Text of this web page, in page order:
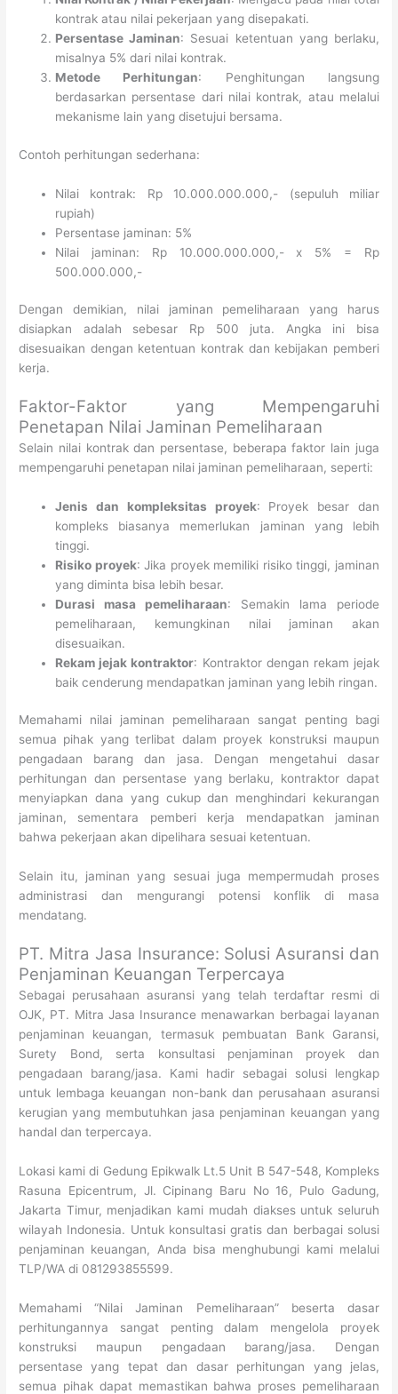
kontrak atau nilai pekerjaan yang disepakati.
Persentase Jaminan: Sesuai ketentuan yang berlaku,
misalnya 5% dari nilai kontrak.
Metode Perhitungan: Penghitungan langsung
berdasarkan persentase dari nilai kontrak, atau melalui
mekanisme lain yang disetujui bersama.
Contoh perhitungan sederhana:
Nilai kontrak: Rp 10.000.000.000,- (sepuluh miliar
rupiah)
Persentase jaminan: 5%
Nilai jaminan: Rp 10.000.000.000,- x 5% = Rp
500.000.000,-
Dengan demikian, nilai jaminan pemeliharaan yang harus
disiapkan adalah sebesar Rp 500 juta. Angka ini bisa
disesuaikan dengan ketentuan kontrak dan kebijakan pemberi
kerja.
Faktor-Faktor yang Mempengaruhi
Penetapan Nilai Jaminan Pemeliharaan
Selain nilai kontrak dan persentase, beberapa faktor lain juga
mempengaruhi penetapan nilai jaminan pemeliharaan, seperti:
Jenis dan kompleksitas proyek: Proyek besar dan
kompleks biasanya memerlukan jaminan yang lebih
tinggi.
Risiko proyek: Jika proyek memiliki risiko tinggi, jaminan
yang diminta bisa lebih besar.
Durasi masa pemeliharaan: Semakin lama periode
pemeliharaan, kemungkinan nilai jaminan akan
disesuaikan.
Rekam jejak kontraktor: Kontraktor dengan rekam jejak
baik cenderung mendapatkan jaminan yang lebih ringan.
Memahami nilai jaminan pemeliharaan sangat penting bagi
semua pihak yang terlibat dalam proyek konstruksi maupun
pengadaan barang dan jasa. Dengan mengetahui dasar
perhitungan dan persentase yang berlaku, kontraktor dapat
menyiapkan dana yang cukup dan menghindari kekurangan
jaminan, sementara pemberi kerja mendapatkan jaminan
bahwa pekerjaan akan dipelihara sesuai ketentuan.
Selain itu, jaminan yang sesuai juga mempermudah proses
administrasi dan mengurangi potensi konflik di masa
mendatang.
PT. Mitra Jasa Insurance: Solusi Asuransi dan
Penjaminan Keuangan Terpercaya
Sebagai perusahaan asuransi yang telah terdaftar resmi di
OJK, PT. Mitra Jasa Insurance menawarkan berbagai layanan
penjaminan keuangan, termasuk pembuatan Bank Garansi,
Surety Bond, serta konsultasi penjaminan proyek dan
pengadaan barang/jasa. Kami hadir sebagai solusi lengkap
untuk lembaga keuangan non-bank dan perusahaan asuransi
kerugian yang membutuhkan jasa penjaminan keuangan yang
handal dan terpercaya.
Lokasi kami di Gedung Epikwalk Lt.5 Unit B 547-548, Kompleks
Rasuna Epicentrum, Jl. Cipinang Baru No 16, Pulo Gadung,
Jakarta Timur, menjadikan kami mudah diakses untuk seluruh
wilayah Indonesia. Untuk konsultasi gratis dan berbagai solusi
penjaminan keuangan, Anda bisa menghubungi kami melalui
TLP/WA di 081293855599.
Memahami “Nilai Jaminan Pemeliharaan” beserta dasar
perhitungannya sangat penting dalam mengelola proyek
konstruksi maupun pengadaan barang/jasa. Dengan
persentase yang tepat dan dasar perhitungan yang jelas,
semua pihak dapat memastikan bahwa proses pemeliharaan